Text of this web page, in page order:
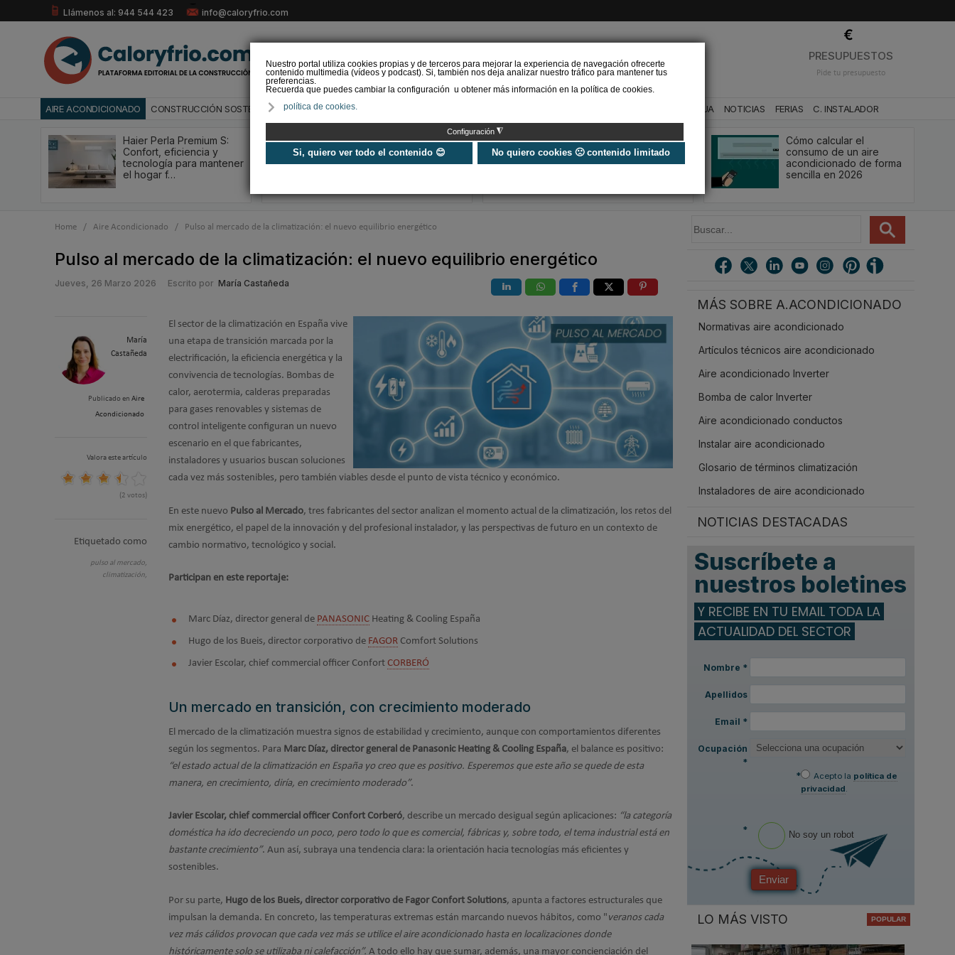
Nuestro portal utiliza cookies propias y de terceros para mejorar la experiencia de navegación ofrecerte
contenido multimedia (vídeos y podcast). Si, también nos deja analizar nuestro tráfico para mantener tus
preferencias.
Recuerda que puedes cambiar la configuración u obtener más información en la política de cookies.
política de cookies.
Configuración ◮
Si, quiero ver todo el contenido 😊 No quiero cookies 🙁 contenido limitado
Llámenos al: 944 544 423 info@caloryfrio.com
PRESUPUESTOS
Pide tu presupuesto
AIRE ACONDICIONADO CONSTRUCCIÓN SOSTENIBLE ENERGÍAS RENOVABLES BAÑO Y AGUA NOTICIAS FERIAS C. INSTALADOR
Haier Perla Premium S:
Confort, eficiencia y
tecnología para mantener
el hogar f…
Eurofred propone
la nueva serie KN de
Fujitsu como un equipo
Limpieza de la turbina del
aire acondicionado:
clave para el rendimiento
Cómo calcular el
consumo de un aire
acondicionado de forma
sencilla en 2026
Home / Aire Acondicionado / Pulso al mercado de la climatización: el nuevo equilibrio energético
Pulso al mercado de la climatización: el nuevo equilibrio energético
Jueves, 26 Marzo 2026 Escrito por María Castañeda
María
Castañeda
Publicado en Aire
Acondicionado
Valora este artículo
(2 votos)
Etiquetado como
pulso al mercado,
climatización,
El sector de la climatización en España vive
una etapa de transición marcada por la
electrificación, la eficiencia energética y la
convivencia de tecnologías. Bombas de
calor, aerotermia, calderas preparadas
para gases renovables y sistemas de
control inteligente configuran un nuevo
escenario en el que fabricantes,
instaladores y usuarios buscan soluciones
cada vez más sostenibles, pero también viables desde el punto de vista técnico y económico.
En este nuevo Pulso al Mercado, tres fabricantes del sector analizan el momento actual de la climatización, los retos del
mix energético, el papel de la innovación y del profesional instalador, y las perspectivas de futuro en un contexto de
cambio normativo, tecnológico y social.
Participan en este reportaje:
Marc Díaz, director general de PANASONIC Heating & Cooling España
Hugo de los Bueis, director corporativo de FAGOR Comfort Solutions
Javier Escolar, chief commercial officer Confort CORBERÓ
Un mercado en transición, con crecimiento moderado
El mercado de la climatización muestra signos de estabilidad y crecimiento, aunque con comportamientos diferentes
según los segmentos. Para Marc Díaz, director general de Panasonic Heating & Cooling España, el balance es positivo:
“el estado actual de la climatización en España yo creo que es positivo. Esperemos que este año se quede de esta
manera, en crecimiento, diría, en crecimiento moderado”.
Javier Escolar, chief commercial officer Confort Corberó, describe un mercado desigual según aplicaciones: “la categoría
doméstica ha ido decreciendo un poco, pero todo lo que es comercial, fábricas y, sobre todo, el tema industrial está en
bastante crecimiento”. Aun así, subraya una tendencia clara: la orientación hacia tecnologías más eficientes y
sostenibles.
Por su parte, Hugo de los Bueis, director corporativo de Fagor Confort Solutions, apunta a factores estructurales que
impulsan la demanda. En concreto, las temperaturas extremas están marcando nuevos hábitos, como " veranos cada
vez más cálidos provocan que cada vez más se utilice el aire acondicionado hasta en localizaciones donde
históricamente solo se utilizaba ni calefacción”. A todo ello hay que sumar, además, una mayor concienciación del
u
MÁS SOBRE A.ACONDICIONADO
Normativas aire acondicionado
Artículos técnicos aire acondicionado
Aire acondicionado Inverter
Bomba de calor Inverter
Aire acondicionado conductos
Instalar aire acondicionado
Glosario de términos climatización
Instaladores de aire acondicionado
NOTICIAS DESTACADAS
Suscríbete a
nuestros boletines
Y RECIBE EN TU EMAIL TODA LA
ACTUALIDAD DEL SECTOR
Nombre *
Apellidos
Email *
Ocupación
*
*
Acepto la política de
privacidad.
* No soy un robot
Enviar
LO MÁS VISTO